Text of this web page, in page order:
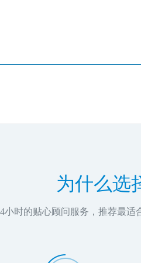
为什么选
小时的贴心顾问服务，推荐最适